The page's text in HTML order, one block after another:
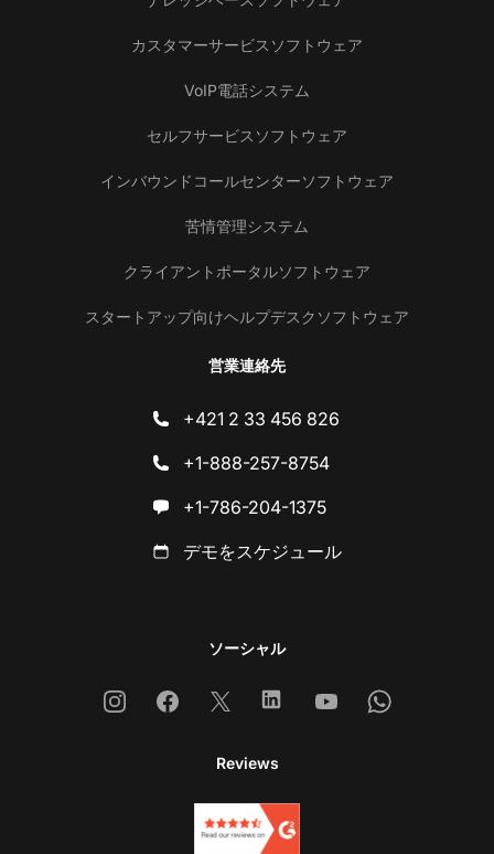
カスタマーサービスソフトウェア
VoIP電話システム
セルフサービスソフトウェア
インバウンドコールセンターソフトウェア
苦情管理システム
クライアントポータルソフトウェア
スタートアップ向けヘルプデスクソフトウェア
営業連絡先
+421 2 33 456 826
+1-888-257-8754
+1-786-204-1375
デモをスケジュール
ソーシャル
InstagramFacebook
X LinkedinYoutubeWhatsapp
Reviews